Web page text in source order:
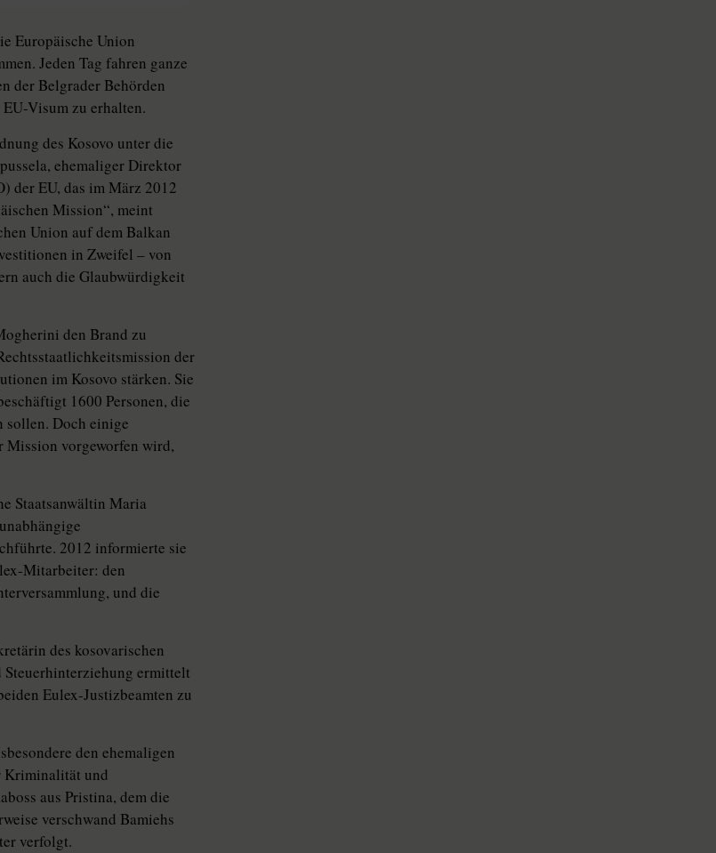
Europäische Union
Jeden Tag fahren ganze
der Belgrader Behörden
Visum zu erhalten.
des Kosovo unter die
ehemaliger Direktor
der EU, das im März 2012
Mission“, meint
Union auf dem Balkan
in Zweifel – von
auch die Glaubwürdigkeit
den Brand zu
der
im Kosovo stärken. Sie
1600 Personen, die
sollen. Doch einige
Mission vorgeworfen wird,
Staatsanwältin Maria
2012 informierte sie
Mitarbeiter: den
und die
des kosovarischen
ermittelt
Eulex-Justizbeamten zu
den ehemaligen
Kriminalität und
aus Pristina, dem die
verschwand Bamiehs
verfolgt.